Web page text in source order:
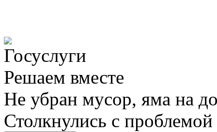
Решаем вместе
Не убран мусор, яма на
Столкнулись с